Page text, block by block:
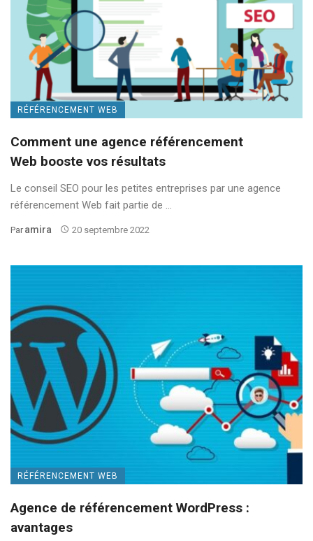
RÉFÉRENCEMENT WEB
Comment une agence référencement
Web booste vos résultats
Le conseil SEO pour les petites entreprises par une agence
référencement Web fait partie de ...
Par Amira 20 septembre 2022
RÉFÉRENCEMENT WEB
Agence de référencement WordPress :
avantages